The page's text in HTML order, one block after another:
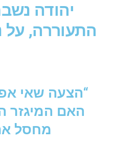
יהודה
התעוררה, על
“הצעה שאי
האם המיגזר
מחסל